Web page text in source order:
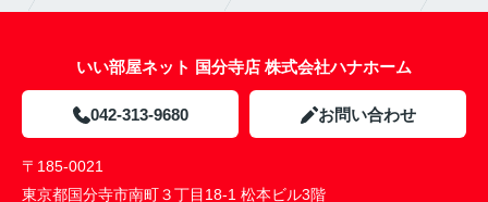
いい部屋ネット 国分寺店 株式会社ハナホーム
042-313-9680 お問い合わせ
〒185-0021
東京都国分寺市南町３丁目18-1 松本ビル3階